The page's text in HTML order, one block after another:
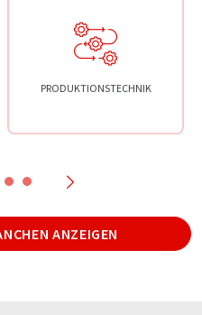
PRODUKTIONSTECHNIK
ANZEIGEN